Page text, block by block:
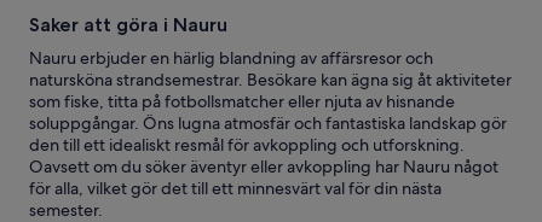
Saker att göra i Nauru
Nauru erbjuder en härlig blandning av affärsresor och
natursköna strandsemestrar. Besökare kan ägna sig åt aktiviteter
som fiske, titta på fotbollsmatcher eller njuta av hisnande
soluppgångar. Öns lugna atmosfär och fantastiska landskap gör
den till ett idealiskt resmål för avkoppling och utforskning.
Oavsett om du söker äventyr eller avkoppling har Nauru något
för alla, vilket gör det till ett minnesvärt val för din nästa
semester.